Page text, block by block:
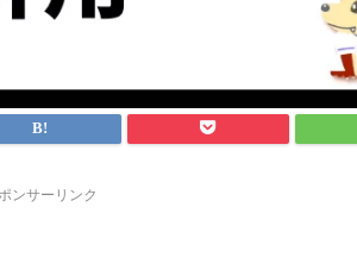
ンサーリンク